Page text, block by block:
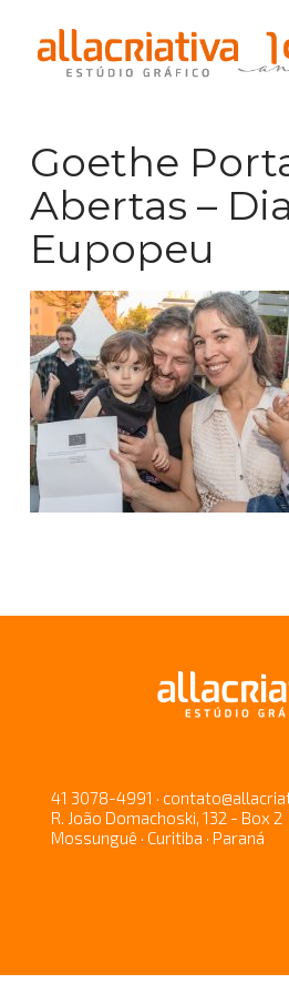
Goethe
Abertas – Dia
Eupopeu
41 3078-4991 ·
R. João Domachoski, 132 - Box 2
Mossunguê · Curitiba · Paraná